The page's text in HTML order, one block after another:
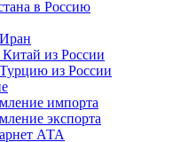
в Россию
Китай из России
из России
импорта
экспорта
АТА